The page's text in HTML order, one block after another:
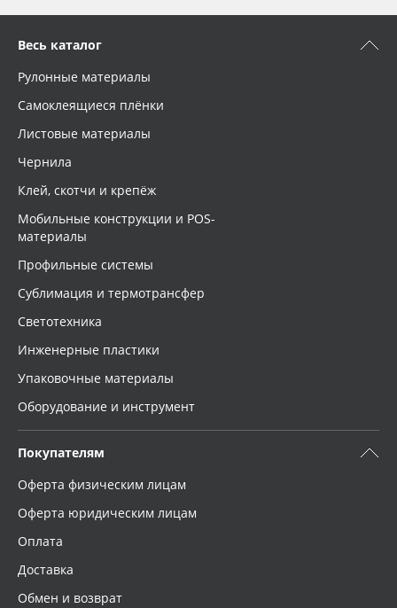
Весь каталог
Рулонные материалы
Самоклеящиеся плёнки
Листовые материалы
Чернила
Клей, скотчи и крепёж
Мобильные конструкции и POS-
материалы
Профильные системы
Сублимация и термотрансфер
Светотехника
Инженерные пластики
Упаковочные материалы
Оборудование и инструмент
Покупателям
Оферта физическим лицам
Оферта юридическим лицам
Оплата
Доставка
Обмен и возврат